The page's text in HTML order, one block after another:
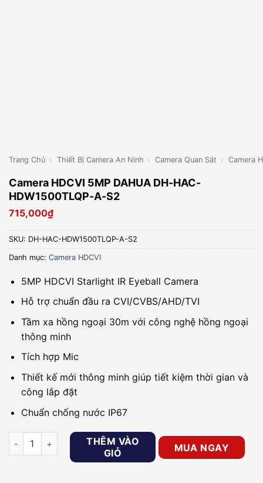
Trang Chủ › Thiết Bị Camera An Ninh › Camera Quan Sát › Camera
Camera HDCVI 5MP DAHUA DH-HAC-
HDW1500TLQP-A-S2
715,000₫
SKU: DH-HAC-HDW1500TLQP-A-S2
Danh mục: Camera HDCVI
5MP HDCVI Starlight IR Eyeball Camera
Hỗ trợ chuẩn đầu ra CVI/CVBS/AHD/TVI
Tầm xa hồng ngoại 30m với công nghệ hồng ngoại
thông minh
Tích hợp Mic
Thiết kế mới thông minh giúp tiết kiệm thời gian và
công lắp đặt
Chuẩn chống nước IP67
Camera HDCVI 5MP DAHUA DH-HAC-HDW1500TLQP-A-S2
THÊM VÀO
GIỎ
MUA NGAY